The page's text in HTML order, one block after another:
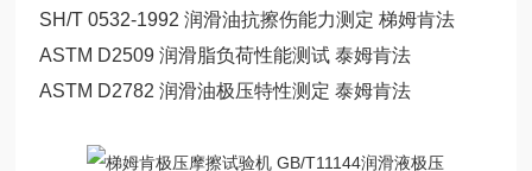
SH/T 0532-1992 润滑油抗擦伤能力测定 梯姆肯法
ASTM D2509 润滑脂负荷性能测试 泰姆肯法
ASTM D2782 润滑油极压特性测定 泰姆肯法